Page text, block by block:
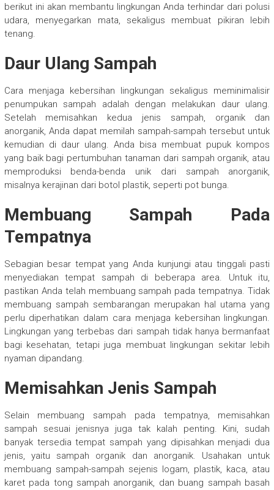
berikut ini akan membantu lingkungan Anda terhindar dari polusi
udara, menyegarkan mata, sekaligus membuat pikiran lebih
tenang.
Daur Ulang Sampah
Cara menjaga kebersihan lingkungan sekaligus meminimalisir
penumpukan sampah adalah dengan melakukan daur ulang.
Setelah memisahkan kedua jenis sampah, organik dan
anorganik, Anda dapat memilah sampah-sampah tersebut untuk
kemudian di daur ulang. Anda bisa membuat pupuk kompos
yang baik bagi pertumbuhan tanaman dari sampah organik, atau
memproduksi benda-benda unik dari sampah anorganik,
misalnya kerajinan dari botol plastik, seperti pot bunga.
Membuang Sampah Pada
Tempatnya
Sebagian besar tempat yang Anda kunjungi atau tinggali pasti
menyediakan tempat sampah di beberapa area. Untuk itu,
pastikan Anda telah membuang sampah pada tempatnya. Tidak
membuang sampah sembarangan merupakan hal utama yang
perlu diperhatikan dalam cara menjaga kebersihan lingkungan.
Lingkungan yang terbebas dari sampah tidak hanya bermanfaat
bagi kesehatan, tetapi juga membuat lingkungan sekitar lebih
nyaman dipandang.
Memisahkan Jenis Sampah
Selain membuang sampah pada tempatnya, memisahkan
sampah sesuai jenisnya juga tak kalah penting. Kini, sudah
banyak tersedia tempat sampah yang dipisahkan menjadi dua
jenis, yaitu sampah organik dan anorganik. Usahakan untuk
membuang sampah-sampah sejenis logam, plastik, kaca, atau
karet pada tong sampah anorganik, dan buang sampah basah